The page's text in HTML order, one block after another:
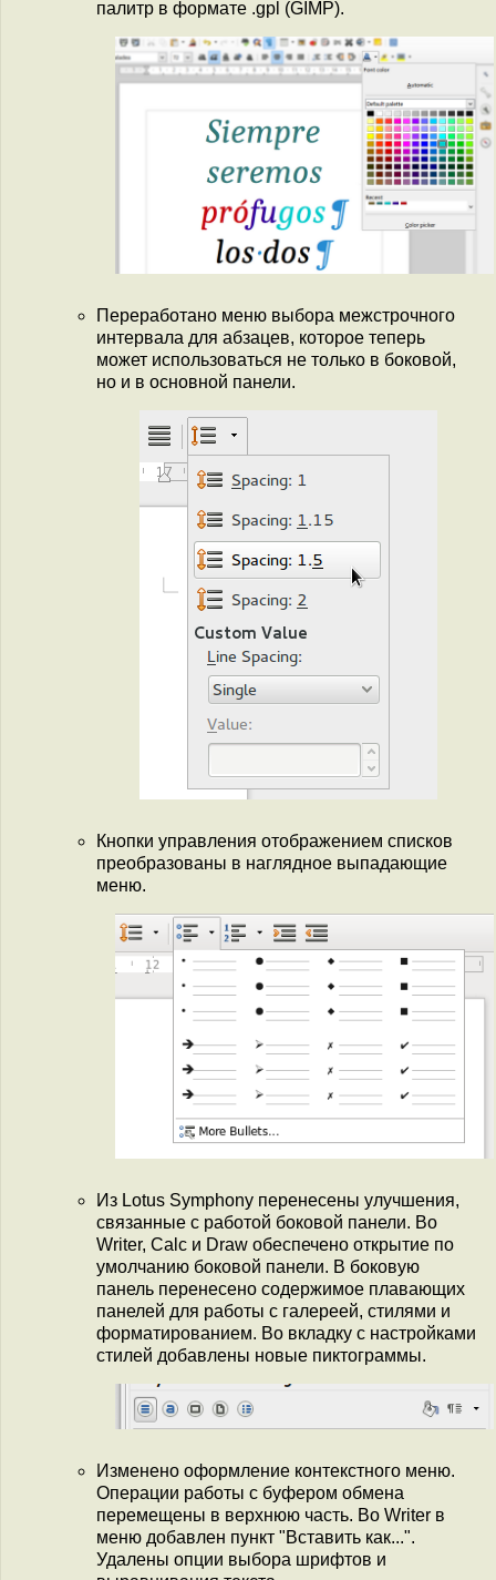
палитр в формате .gpl (GIMP).
Переработано меню выбора межстрочного
интервала для абзацев, которое теперь
может использоваться не только в боковой,
но и в основной панели.
Кнопки управления отображением списков
преобразованы в наглядное выпадающие
меню.
Из Lotus Symphony перенесены улучшения,
связанные с работой боковой панели. Во
Writer, Calc и Draw обеспечено открытие по
умолчанию боковой панели. В боковую
панель перенесено содержимое плавающих
панелей для работы с галереей, стилями и
форматированием. Во вкладку с настройками
стилей добавлены новые пиктограммы.
Изменено оформление контекстного меню.
Операции работы с буфером обмена
перемещены в верхнюю часть. Во Writer в
меню добавлен пункт "Вставить как...".
Удалены опции выбора шрифтов и